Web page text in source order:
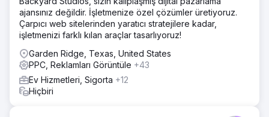
ajansınız değildir. İşletmenize özel çözümler üretiyoruz.
Çarpıcı web sitelerinden yaratıcı stratejilere kadar,
işletmenizi farklı kılan araçlar tasarlıyoruz!
Garden Ridge, Texas, United States
PPC, Reklamları Görüntüle +43
Ev Hizmetleri, Sigorta +12
Hiçbiri